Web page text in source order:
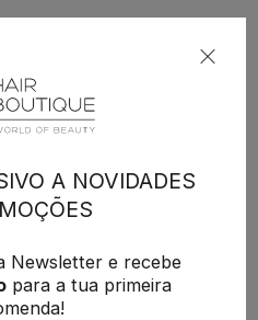
A NOVIDADES
Newsletter e recebe
para a tua primeira